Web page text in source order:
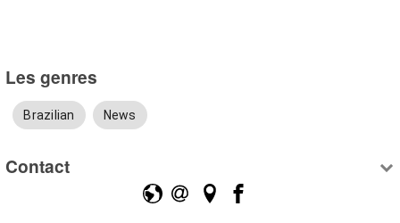
Les genres
Brazilian News
Contact